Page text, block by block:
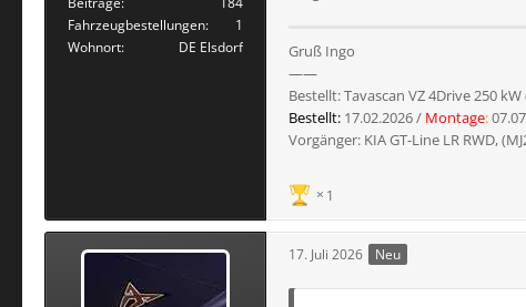
Fahrzeugbestellungen
1
Wohnort
DE Elsdorf
Gruß Ingo
——
Bestellt: Tavascan VZ 4Drive 250
Bestellt: 17.02.2026 / Montage:
Vorgänger: KIA GT-Line LR RWD,
1
17. Juli 2026 Neu